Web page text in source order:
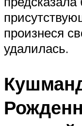
произнеся
удалилась.